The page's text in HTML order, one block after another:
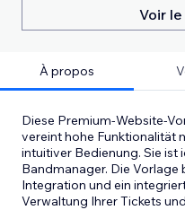
Voir
À propos
Diese Premium-Website-
vereint hohe Funktionalität
intuitiver Bedienung. Sie ist
Bandmanager. Die
Integration und ein
Verwaltung Ihrer Tickets